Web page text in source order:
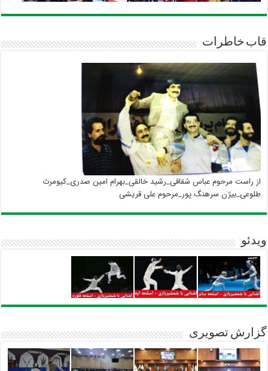
قاب خاطرات
از راست مرحوم عباس شقاقی_رشید خالقی_بهرام امین صدری_کیومرث
طلوعی_بیژن سرهنگ پور_مرحوم علی قریشی
ویدئو
گزارش تصویری